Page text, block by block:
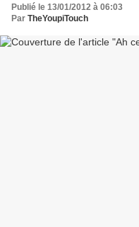
Publié le 13/01/2012 à 06:03
Par TheYoupiTouch